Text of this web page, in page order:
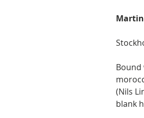
Bound
(Nils
blank